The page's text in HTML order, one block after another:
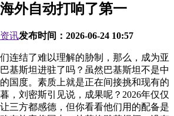
外自动打响了第一
讯发布时间： 2026-06-24 10:57
结了难以理解的胁制，那么，成为亚
基斯坦进驻了吗？虽然巴基斯坦不是中
国度。素质上就是正在间接挑和现有的
，刘密斯引见说，成果呢？2026年仅仅
三方都感德，但你看看他们用的配备是